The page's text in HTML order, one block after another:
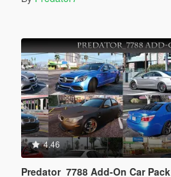
4.46
Predator_7788 Add-On Car Pack